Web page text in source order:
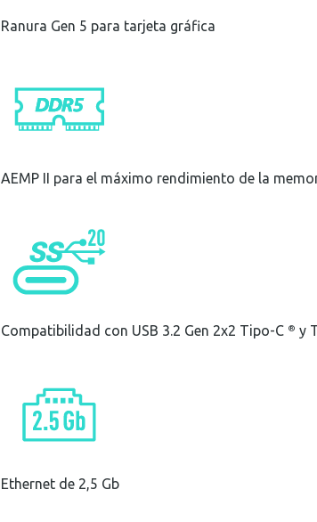
Ranura Gen 5 para tarjeta gráfica
AEMP II para el máximo rendimiento de la
Compatibilidad con USB 3.2 Gen 2x2 Tipo-C ® y
Ethernet de 2,5 Gb